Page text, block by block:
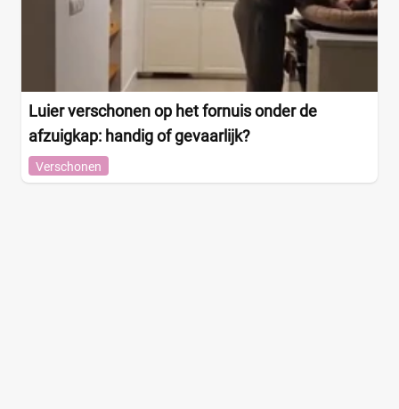
Luier verschonen op het fornuis onder de
afzuigkap: handig of gevaarlijk?
Verschonen